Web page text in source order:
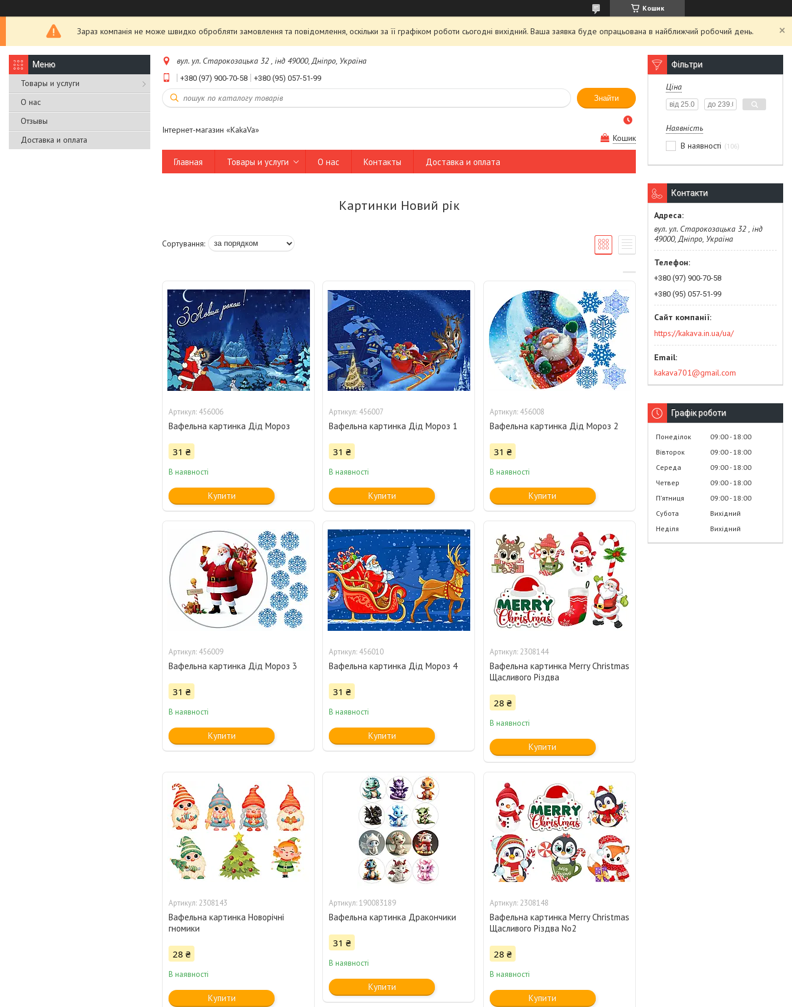
Кошик
Зараз компанія не може швидко обробляти замовлення та повідомлення, оскільки за її графіком роботи сьогодні вихідний. Ваша заявка буде опрацьована в найближчий робочий день.
Товары и услуги
О нас
Отзывы
Доставка и оплата
вул. ул. Старокозацька 32 , інд 49000, Дніпро, Україна
+380 (97) 900-70-58 +380 (95) 057-51-99
Знайти
Інтернет-магазин «KakaVa»
Кошик
Главная Товары и услуги О нас Контакты Доставка и оплата
Картинки Новий рік
456006
Вафельна картинка Дід Мороз
31 ₴
В наявності
Купити
456007
Вафельна картинка Дід Мороз 1
31 ₴
В наявності
Купити
456008
Вафельна картинка Дід Мороз 2
31 ₴
В наявності
Купити
456009
Вафельна картинка Дід Мороз 3
31 ₴
В наявності
Купити
456010
Вафельна картинка Дід Мороз 4
31 ₴
В наявності
Купити
2308144
Вафельна картинка Merry Christmas
Щасливого Різдва
28 ₴
В наявності
Купити
2308143
Вафельна картинка Новорічні
гномики
28 ₴
В наявності
Купити
190083189
Вафельна картинка Дракончики
31 ₴
В наявності
Купити
2308148
Вафельна картинка Merry Christmas
Щасливого Різдва No2
28 ₴
В наявності
Купити
Фільтри
Ціна
Наявність
В наявності
106
Контакти
вул. ул. Старокозацька 32 , інд
49000, Дніпро, Україна
+380 (97) 900-70-58
+380 (95) 057-51-99
https://kakava.in.ua/ua/
kakava701@gmail.com
Графік роботи
Понеділок 09:00 18:00
Вівторок
09:00 18:00
Середа
09:00 18:00
Четвер
09:00 18:00
Пʼятниця
09:00 18:00
Субота
Вихідний
Неділя
Вихідний